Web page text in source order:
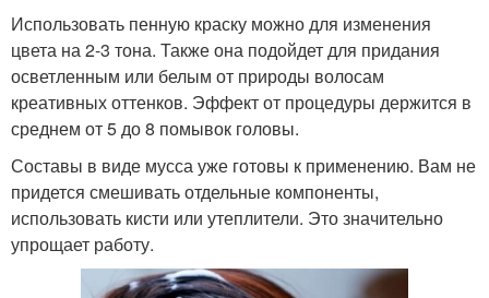
Использовать пенную краску можно для изменения
цвета на 2-3 тона. Также она подойдет для придания
осветленным или белым от природы волосам
креативных оттенков. Эффект от процедуры держится в
среднем от 5 до 8 помывок головы.
Составы в виде мусса уже готовы к применению. Вам не
придется смешивать отдельные компоненты,
использовать кисти или утеплители. Это значительно
упрощает работу.